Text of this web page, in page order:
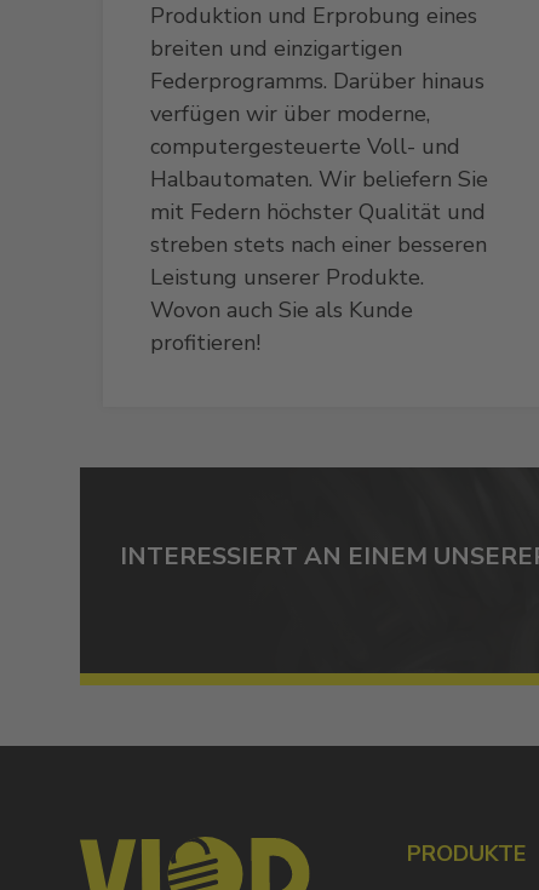
Produktion und Erprobung eines
breiten und einzigartigen
Federprogramms. Darüber hinaus
verfügen wir über moderne,
computergesteuerte Voll- und
Halbautomaten. Wir beliefern Sie
mit Federn höchster Qualität und
streben stets nach einer besseren
Leistung unserer Produkte.
Wovon auch Sie als Kunde
profitieren!
INTERESSIERT AN EINEM
PRODUKTE